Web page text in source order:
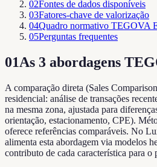
02Fontes de dados disponíveis
03Fatores-chave de valorização
04Quadro normativo TEGOVA
05Perguntas frequentes
01As 3 abordagens
A comparação direta (Sales
residencial: análise de transações
na mesma zona, ajustada para
orientação, estacionamento, CPE).
oferece referências comparáveis. No
alimenta esta abordagem via modelos
contributo de cada característica para o